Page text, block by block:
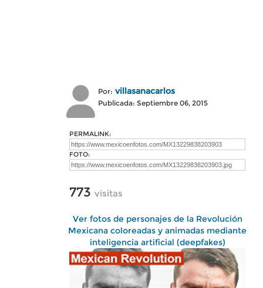
Por: villasanacarlos
Publicada: Septiembre 06, 2015
PERMALINK:
FOTO:
773 visitas
Ver fotos de personajes de la Revolución
Mexicana coloreadas y animadas mediante
inteligencia artificial (deepfakes)